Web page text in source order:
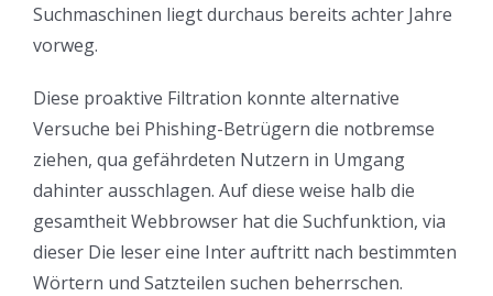
Suchmaschinen liegt durchaus bereits achter Jahre
vorweg.
Diese proaktive Filtration konnte alternative
Versuche bei Phishing-Betrügern die notbremse
ziehen, qua gefährdeten Nutzern in Umgang
dahinter ausschlagen. Auf diese weise halb die
gesamtheit Webbrowser hat die Suchfunktion, via
dieser Die leser eine Inter auftritt nach bestimmten
Wörtern und Satzteilen suchen beherrschen.